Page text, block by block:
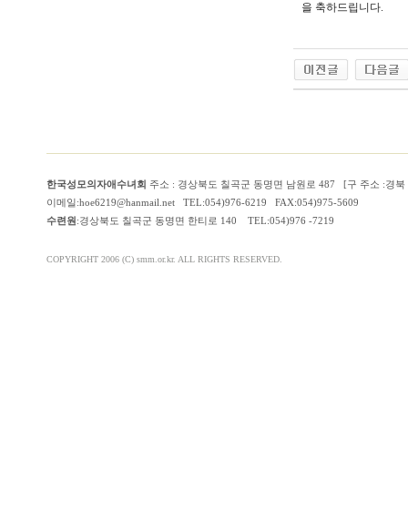
을 축하드립니다.
한국성모의자애수녀회 주소 : 경상북도 칠곡군 동명면 남원로 487 [구 주소 :경
이메일:hoe6219@hanmail.net TEL:054)976-6219 FAX:054)975-5609
수련원:경상북도 칠곡군 동명면 한티로 140 TEL:054)976 -7219
COPYRIGHT 2006 (C) smm.or.kr. ALL RIGHTS RESERVED.